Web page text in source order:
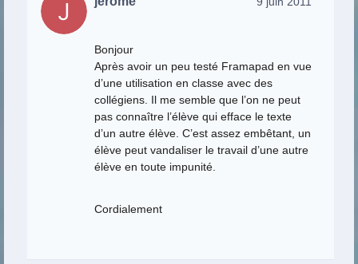
Bonjour
Après avoir un peu testé Framapad en vue
d’une utilisation en classe avec des
collégiens. Il me semble que l’on ne peut
pas connaître l’élève qui efface le texte
d’un autre élève. C’est assez embêtant, un
élève peut vandaliser le travail d’une autre
élève en toute impunité.
Cordialement